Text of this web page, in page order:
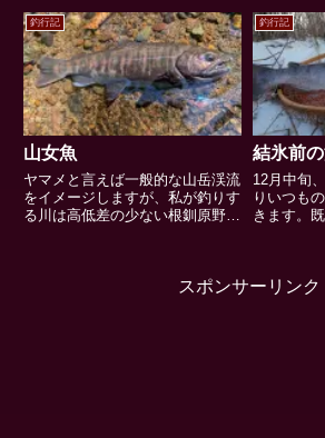
は暑かった夏から草木が枯れる秋
までの釣行を後編として纏めまし
た。写真は立木の周りをグルグル
と走り私を困惑させた挙句釣り
上...
く趣味の
きのこ狩
の景色を
たいと思
断...
釣行記
山女魚
ヤマメと言えば一般的な山岳渓流
をイメージしますが、私が釣りす
る川は高低差の少ない根釧原野に
れない。と思うのでテンポ良く小
釣行記
結氷前の
12月中旬
りいつも
きます。
はもうお
スポンサーリンク